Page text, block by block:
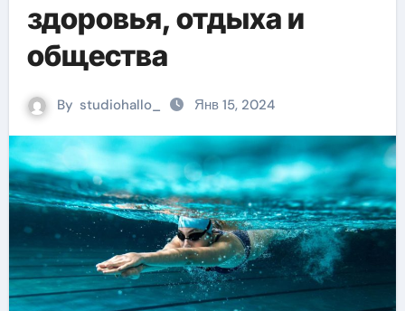
здоровья, отдыха и
общества
By studiohallo_ Янв 15, 2024